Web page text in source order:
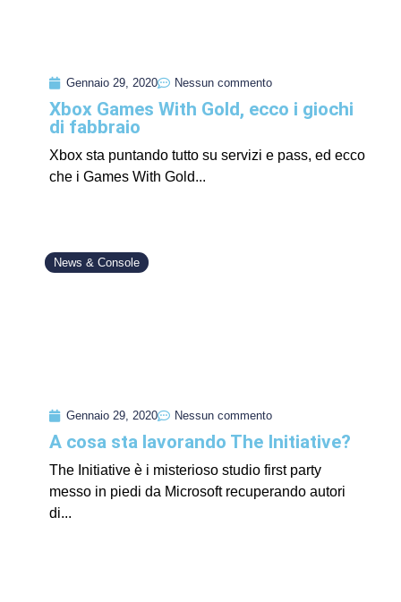
Gennaio 29, 2020 Nessun commento
Xbox Games With Gold, ecco i giochi
di fabbraio
Xbox sta puntando tutto su servizi e pass, ed ecco
che i Games With Gold...
News & Console
Gennaio 29, 2020 Nessun commento
A cosa sta lavorando The Initiative?
The Initiative è i misterioso studio first party
messo in piedi da Microsoft recuperando autori
di...